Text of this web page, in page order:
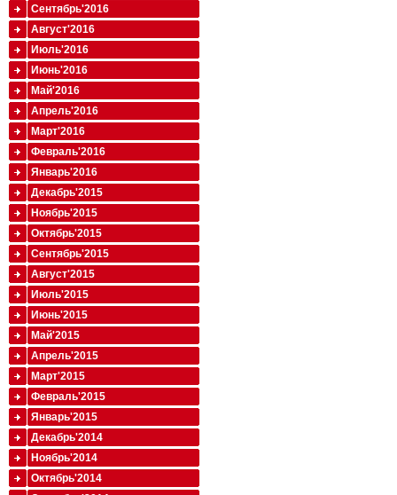
Сентябрь'2016
Август'2016
Июль'2016
Июнь'2016
Май'2016
Апрель'2016
Март'2016
Февраль'2016
Январь'2016
Декабрь'2015
Ноябрь'2015
Октябрь'2015
Сентябрь'2015
Август'2015
Июль'2015
Июнь'2015
Май'2015
Апрель'2015
Март'2015
Февраль'2015
Январь'2015
Декабрь'2014
Ноябрь'2014
Октябрь'2014